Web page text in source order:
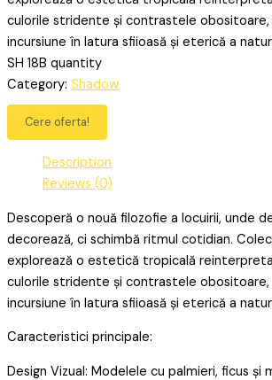
culorile stridente și contrastele obositoare,
incursiune în latura sfiioasă și eterică a
SH 18B quantity
Category: Shadow
Cere oferta!
Description
Reviews (0)
Descoperă o nouă filozofie a locuirii, unde
decorează, ci schimbă ritmul cotidian.
explorează o estetică tropicală
culorile stridente și contrastele obositoare,
incursiune în latura sfiioasă și eterică a
Caracteristici principale:
Design Vizual: Modelele cu palmieri, ficus și